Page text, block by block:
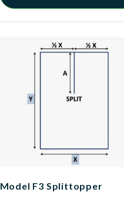
Model F3 Splittopper